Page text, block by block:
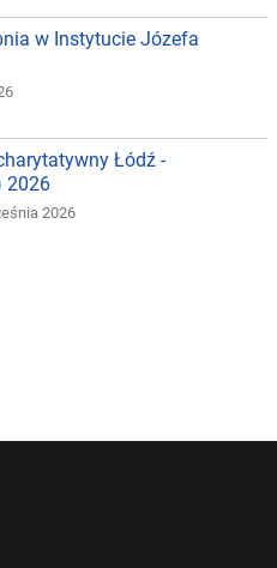
w Instytucie Józefa
Łódź -
2026
2026